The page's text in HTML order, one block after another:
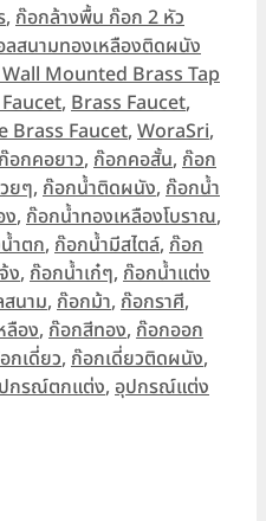
, ก๊อกล้างพื้น ก๊อก 2 หัว
สนามทองเหลืองติดผนัง
Mounted Brass Tap
, Brass Faucet,
Brass Faucet, WoraSri,
ก๊อกคอยาว, ก๊อกคอสั้น, ก๊อก
ยๆ, ก๊อกน้ำติดผนัง, ก๊อกน้ำ
ง, ก๊อกน้ำทองเหลืองโบราณ,
ำตก, ก๊อกน้ำมีสไตล์, ก๊อก
ง, ก๊อกน้ำเก๋ๆ, ก๊อกน้ำแต่ง
นาม, ก๊อกม้า, ก๊อกราศี,
ลือง, ก๊อกสีทอง, ก๊อกออก
กเดี่ยว, ก๊อกเดี่ยวติดผนัง,
กรณ์ตกแต่ง, อุปกรณ์แต่ง